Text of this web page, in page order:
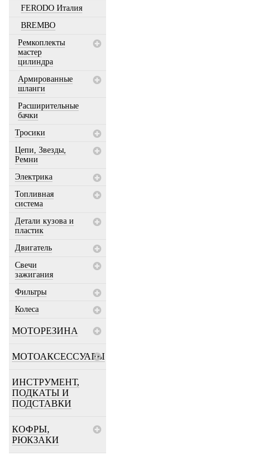
FERODO Италия
BREMBO
Ремкоплекты
мастер
цилиндра
Армированные
шланги
Расширительные
бачки
Тросики
Цепи, Звезды,
Ремни
Электрика
Топливная
система
Детали кузова и
пластик
Двигатель
Свечи
зажигания
Фильтры
Колеса
МОТОРЕЗИНА
МОТОАКСЕССУАРЫ
ИНСТРУМЕНТ,
ПОДКАТЫ И
ПОДСТАВКИ
КОФРЫ,
РЮКЗАКИ